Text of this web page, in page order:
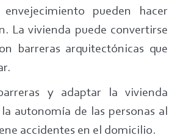
pueden hacer
La vivienda puede convertirse
barreras arquitectónicas que
y adaptar la vivienda
autonomía de las personas al
accidentes en el domicilio.